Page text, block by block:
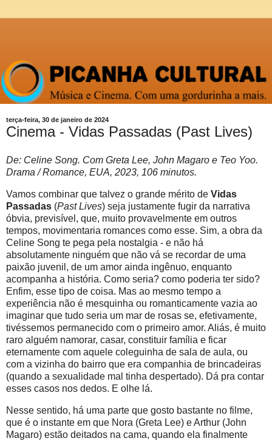
terça-feira, 30 de janeiro de 2024
Cinema - Vidas Passadas (Past Lives)
De: Celine Song. Com Greta Lee, John Magaro e Teo Yoo.
Drama / Romance, EUA, 2023, 106 minutos.
Vamos combinar que talvez o grande mérito de Vidas
Passadas (Past Lives) seja justamente fugir da narrativa
óbvia, previsível, que, muito provavelmente em outros
tempos, movimentaria romances como esse. Sim, a obra da
Celine Song te pega pela nostalgia - e não há
absolutamente ninguém que não vá se recordar de uma
paixão juvenil, de um amor ainda ingênuo, enquanto
acompanha a história. Como seria? como poderia ter sido?
Enfim, esse tipo de coisa. Mas ao mesmo tempo a
experiência não é mesquinha ou romanticamente vazia ao
imaginar que tudo seria um mar de rosas se, efetivamente,
tivéssemos permanecido com o primeiro amor. Aliás, é muito
raro alguém namorar, casar, constituir família e ficar
eternamente com aquele coleguinha de sala de aula, ou
com a vizinha do bairro que era companhia de brincadeiras
(quando a sexualidade mal tinha despertado). Dá pra contar
esses casos nos dedos. E olhe lá.
Nesse sentido, há uma parte que gosto bastante no filme,
que é o instante em que Nora (Greta Lee) e Arthur (John
Magaro) estão deitados na cama, quando ela finalmente